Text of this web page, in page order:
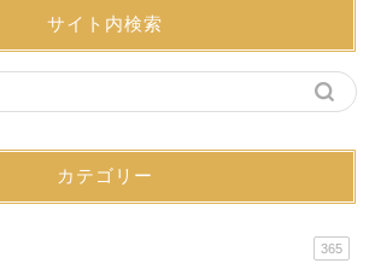
サイト内検索
カテゴリー
365